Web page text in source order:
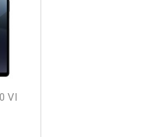
VI